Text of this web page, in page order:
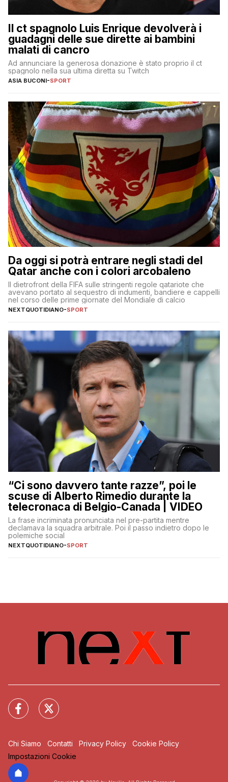
Il ct spagnolo Luis Enrique devolverà i
guadagni delle sue dirette ai bambini
malati di cancro
Ad annunciare la generosa donazione è stato proprio il ct
spagnolo nella sua ultima diretta su Twitch
ASIA BUCONI-SPORT
Da oggi si potrà entrare negli stadi del
Qatar anche con i colori arcobaleno
Il dietrofront della FIFA sulle stringenti regole qatariote che
avevano portato al sequestro di indumenti, bandiere e cappelli
nel corso delle prime giornate del Mondiale di calcio
NEXTQUOTIDIANO-SPORT
“Ci sono davvero tante razze”, poi le
scuse di Alberto Rimedio durante la
telecronaca di Belgio-Canada | VIDEO
La frase incriminata pronunciata nel pre-partita mentre
declamava la squadra arbitrale. Poi il passo indietro dopo le
polemiche social
NEXTQUOTIDIANO-SPORT
Chi Siamo Contatti Privacy Policy
Cookie Policy
Impostazioni Cookie